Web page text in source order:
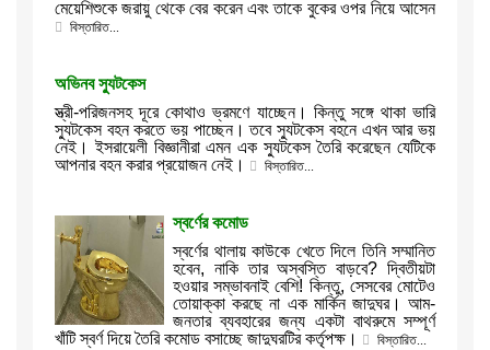
মেয়েশিশুকে জরায়ু থেকে বের করেন এবং তাকে বুকের ওপর নিয়ে আসেন
বিস্তারিত...
অভিনব স্যুটকেস
স্ত্রী-পরিজনসহ দূরে কোথাও ভ্রমণে যাচ্ছেন। কিন্তু সঙ্গে থাকা ভারি
স্যুটকেস বহন করতে ভয় পাচ্ছেন। তবে স্যুটকেস বহনে এখন আর ভয়
নেই। ইসরায়েলী বিজ্ঞানীরা এমন এক স্যুটকেস তৈরি করেছেন যেটিকে
আপনার বহন করার প্রয়োজন নেই।
বিস্তারিত...
স্বর্ণের কমোড
স্বর্ণের থালায় কাউকে খেতে দিলে তিনি সম্মানিত
হবেন, নাকি তার অস্বস্তি বাড়বে? দ্বিতীয়টা
হওয়ার সম্ভাবনাই বেশি! কিন্তু, সেসবের মোটেও
তোয়াক্কা করছে না এক মার্কিন জাদুঘর। আম-
জনতার ব্যবহারের জন্য একটা বাথরুমে সম্পূর্ণ
খাঁটি স্বর্ণ দিয়ে তৈরি কমোড বসাচ্ছে জাদুঘরটির কর্তৃপক্ষ।
বিস্তারিত...